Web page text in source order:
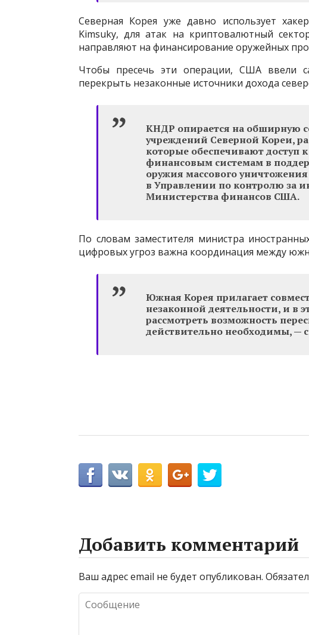
Северная Корея уже давно использует
Kimsuky, для атак на криптовалютный
направляют на финансирование оружейных
Чтобы пресечь эти операции, США ввели
перекрыть незаконные источники дохода
КНДР опирается на обширную
учреждений Северной Кореи,
которые обеспечивают
финансовым системам в
оружия массового
в Управлении по контролю за
Министерства финансов США.
По словам заместителя министра
цифровых угроз важна координация между
Южная Корея прилагает
незаконной деятельности, и в
рассмотреть возможность
действительно необходимы, —
Добавить комментарий
Ваш адрес email не будет опубликован.